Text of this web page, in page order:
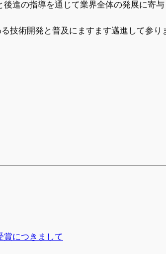
進の指導を通じて業界全体の発展に寄
技術開発と普及にますます邁進して参り
賞につきまして